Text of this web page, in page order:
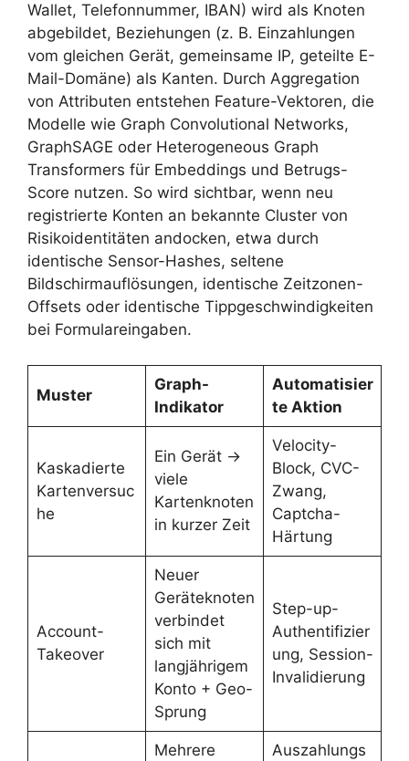
Wallet, Telefonnummer, IBAN) wird als Knoten
abgebildet, Beziehungen (z. B. Einzahlungen
vom gleichen Gerät, gemeinsame IP, geteilte E-
Mail-Domäne) als Kanten. Durch Aggregation
von Attributen entstehen Feature-Vektoren, die
Modelle wie Graph Convolutional Networks,
GraphSAGE oder Heterogeneous Graph
Transformers für Embeddings und Betrugs-
Score nutzen. So wird sichtbar, wenn neu
registrierte Konten an bekannte Cluster von
Risikoidentitäten andocken, etwa durch
identische Sensor-Hashes, seltene
Bildschirmauflösungen, identische Zeitzonen-
Offsets oder identische Tippgeschwindigkeiten
bei Formulareingaben.
Muster
Graph-
Indikator
Automatisier
te Aktion
Kaskadierte
Kartenversuc
he
Ein Gerät →
viele
Kartenknoten
in kurzer Zeit
Velocity-
Block, CVC-
Zwang,
Captcha-
Härtung
Account-
Takeover
Neuer
Geräteknoten
verbindet
sich mit
langjährigem
Konto + Geo-
Sprung
Step-up-
Authentifizier
ung, Session-
Invalidierung
Mehrere Auszahlungs